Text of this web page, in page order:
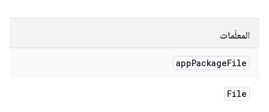
المعلَمات
appPackageFile
File